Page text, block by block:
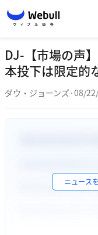
DJ-【市場の声
本投下は限定的
ダウ・ジョーンズ ·08/
ニュース